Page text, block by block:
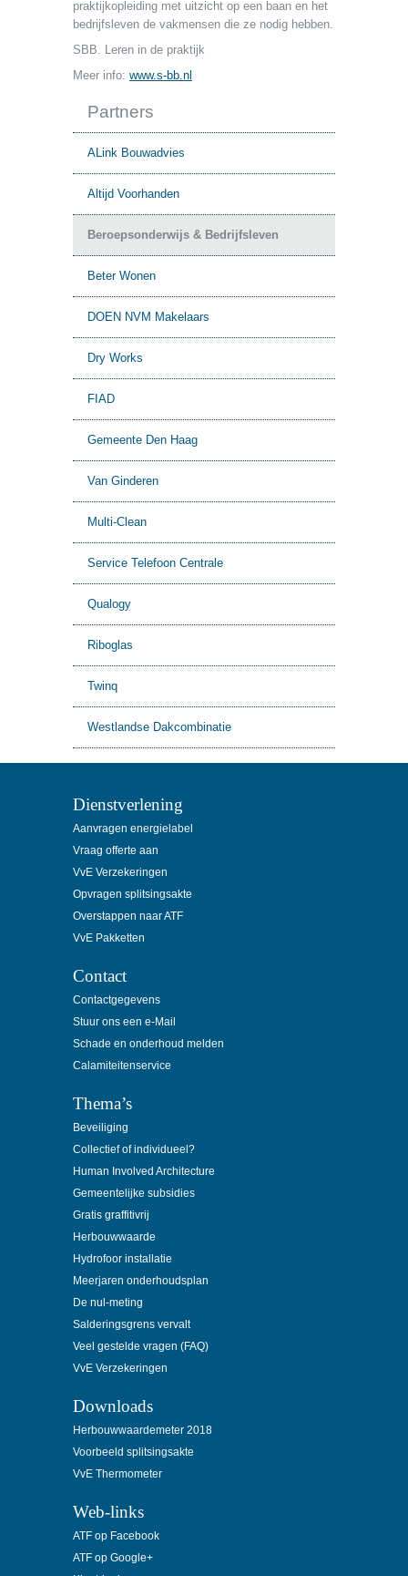
praktijkopleiding met uitzicht op een baan en het
bedrijfsleven de vakmensen die ze nodig hebben.
SBB. Leren in de praktijk
Meer info: www.s-bb.nl
Partners
ALink Bouwadvies
Altijd Voorhanden
Beroepsonderwijs & Bedrijfsleven
Beter Wonen
DOEN NVM Makelaars
Dry Works
FIAD
Gemeente Den Haag
Van Ginderen
Multi-Clean
Service Telefoon Centrale
Qualogy
Riboglas
Twinq
Westlandse Dakcombinatie
Dienstverlening
Aanvragen energielabel
Vraag offerte aan
VvE Verzekeringen
Opvragen splitsingsakte
Overstappen naar ATF
VvE Pakketten
Contact
Contactgegevens
Stuur ons een e-Mail
Schade en onderhoud melden
Calamiteitenservice
Thema’s
Beveiliging
Collectief of individueel?
Human Involved Architecture
Gemeentelijke subsidies
Gratis graffitivrij
Herbouwwaarde
Hydrofoor installatie
Meerjaren onderhoudsplan
De nul-meting
Salderingsgrens vervalt
Veel gestelde vragen (FAQ)
VvE Verzekeringen
Downloads
Herbouwwaardemeter 2018
Voorbeeld splitsingsakte
VvE Thermometer
Web-links
ATF op Facebook
ATF op Google+